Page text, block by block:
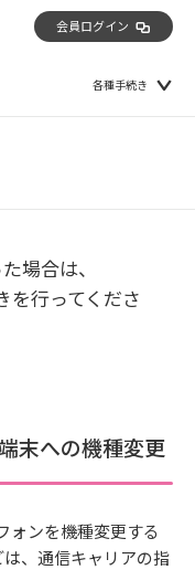
会員ログイン
場合は、
を行ってくださ
末への機種変更
ォンを機種変更する
、通信キャリアの指
各種手続き